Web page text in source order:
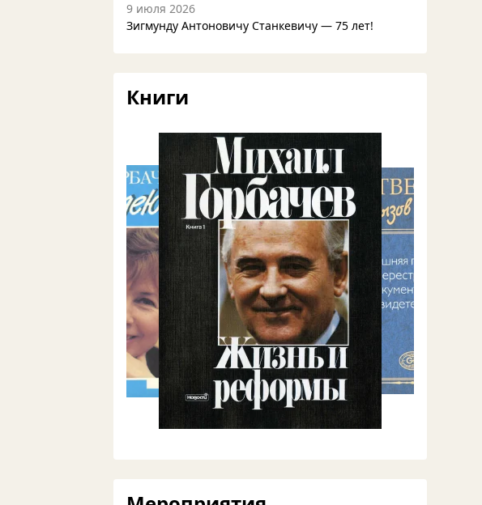
9 июля 2026
Зигмунду Антоновичу Станкевичу — 75 лет!
Книги